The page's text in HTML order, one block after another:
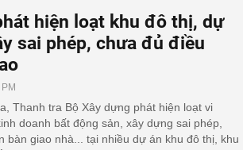
hiện loạt khu đô thị, dự
sai phép, chưa đủ điều
Thanh tra Bộ Xây dựng phát hiện loạt vi
doanh bất động sản, xây dựng sai phép,
bàn giao nhà... tại nhiều dự án khu đô thị, khu